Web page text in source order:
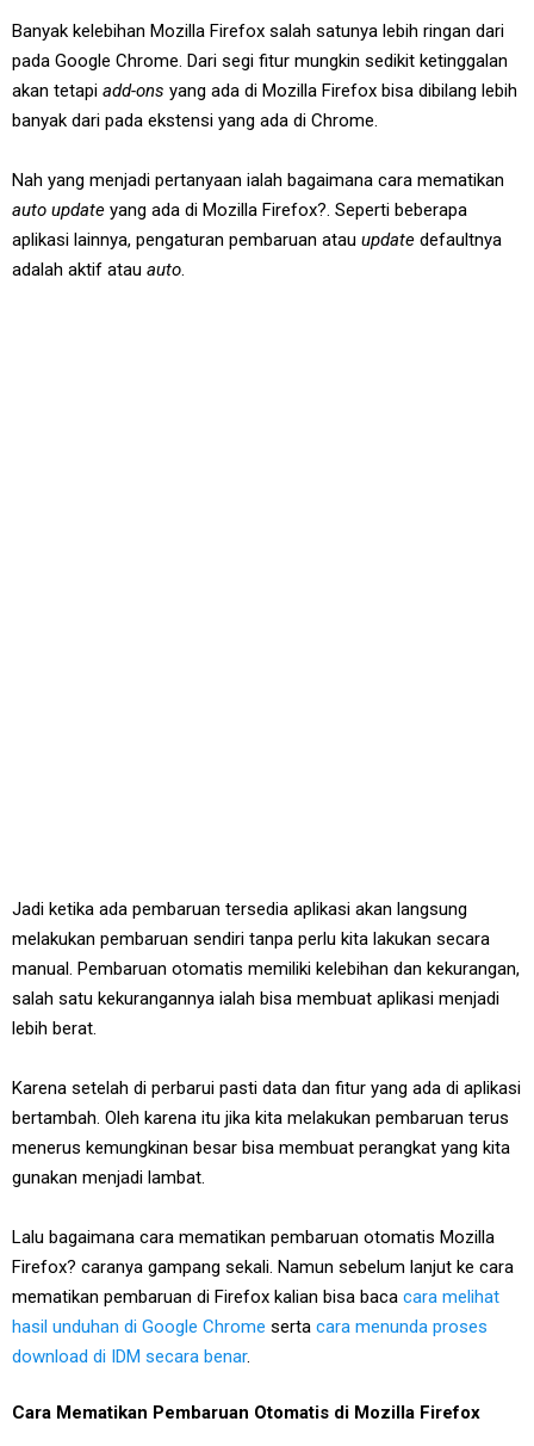
Banyak kelebihan Mozilla Firefox salah satunya lebih ringan dari
pada Google Chrome. Dari segi fitur mungkin sedikit ketinggalan
akan tetapi add-ons yang ada di Mozilla Firefox bisa dibilang lebih
banyak dari pada ekstensi yang ada di Chrome.
Nah yang menjadi pertanyaan ialah bagaimana cara mematikan
auto update yang ada di Mozilla Firefox?. Seperti beberapa
aplikasi lainnya, pengaturan pembaruan atau update defaultnya
adalah aktif atau auto.
Jadi ketika ada pembaruan tersedia aplikasi akan langsung
melakukan pembaruan sendiri tanpa perlu kita lakukan secara
manual. Pembaruan otomatis memiliki kelebihan dan kekurangan,
salah satu kekurangannya ialah bisa membuat aplikasi menjadi
lebih berat.
Karena setelah di perbarui pasti data dan fitur yang ada di aplikasi
bertambah. Oleh karena itu jika kita melakukan pembaruan terus
menerus kemungkinan besar bisa membuat perangkat yang kita
gunakan menjadi lambat.
Lalu bagaimana cara mematikan pembaruan otomatis Mozilla
Firefox? caranya gampang sekali. Namun sebelum lanjut ke cara
mematikan pembaruan di Firefox kalian bisa baca cara melihat
hasil unduhan di Google Chrome serta cara menunda proses
download di IDM secara benar.
Cara Mematikan Pembaruan Otomatis di Mozilla Firefox